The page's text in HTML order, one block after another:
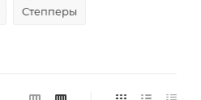
Степперы